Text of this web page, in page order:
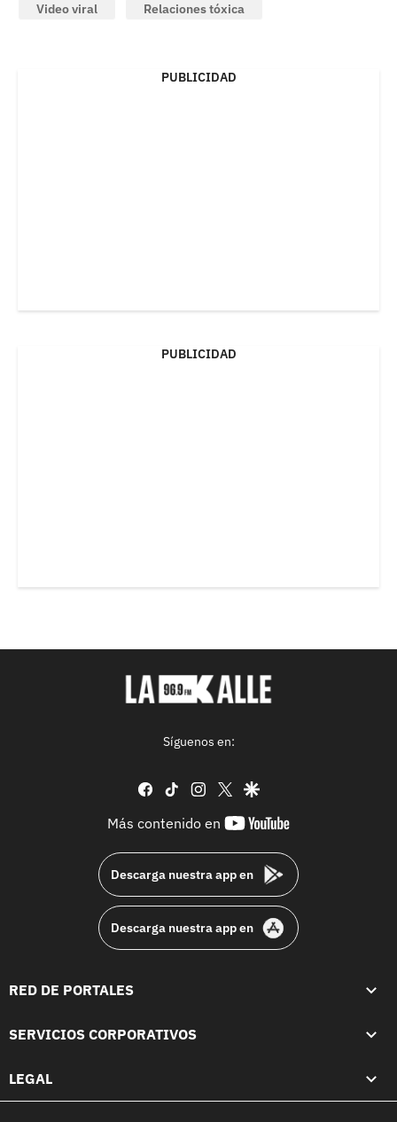
Video viral
Relaciones tóxica
PUBLICIDAD
PUBLICIDAD
Síguenos en:
facebook
tiktok instagram
twittergoogle
Más contenido en
youtube-
Descarga nuestra app en
Descarga nuestra app en
RED DE PORTALES
SERVICIOS CORPORATIVOS
LEGAL